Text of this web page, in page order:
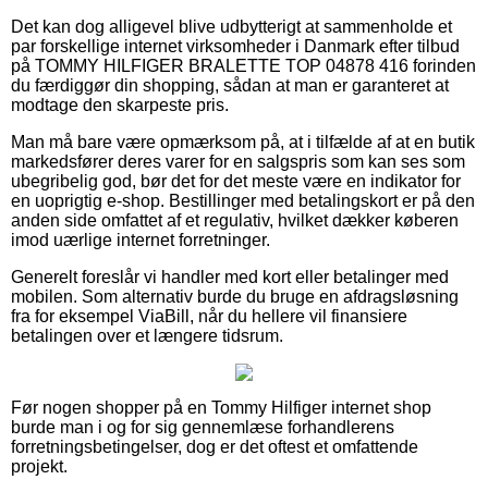
Det kan dog alligevel blive udbytterigt at sammenholde et
par forskellige internet virksomheder i Danmark efter tilbud
på TOMMY HILFIGER BRALETTE TOP 04878 416 forinden
du færdiggør din shopping, sådan at man er garanteret at
modtage den skarpeste pris.
Man må bare være opmærksom på, at i tilfælde af at en butik
markedsfører deres varer for en salgspris som kan ses som
ubegribelig god, bør det for det meste være en indikator for
en uoprigtig e-shop. Bestillinger med betalingskort er på den
anden side omfattet af et regulativ, hvilket dækker køberen
imod uærlige internet forretninger.
Generelt foreslår vi handler med kort eller betalinger med
mobilen. Som alternativ burde du bruge en afdragsløsning
fra for eksempel ViaBill, når du hellere vil finansiere
betalingen over et længere tidsrum.
Før nogen shopper på en Tommy Hilfiger internet shop
burde man i og for sig gennemlæse forhandlerens
forretningsbetingelser, dog er det oftest et omfattende
projekt.